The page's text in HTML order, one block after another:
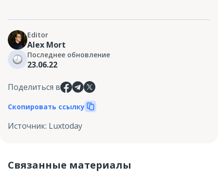
Editor
Alex Mort
Последнее обновление
23.06.22
Поделиться в
Скопировать ссылку
Источник: Luxtoday
Связанные материалы